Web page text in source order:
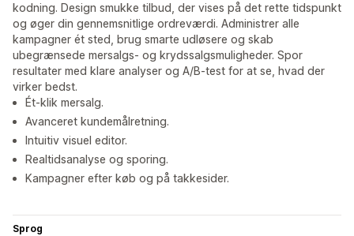
kodning. Design smukke tilbud, der vises på det rette tidspunkt
og øger din gennemsnitlige ordreværdi. Administrer alle
kampagner ét sted, brug smarte udløsere og skab
ubegrænsede mersalgs- og krydssalgs­muligheder. Spor
resultater med klare analyser og A/B-test for at se, hvad der
virker bedst.
Ét-klik mersalg.
Avanceret kundemålretning.
Intuitiv visuel editor.
Realtidsanalyse og sporing.
Kampagner efter køb og på takkesider.
Sprog